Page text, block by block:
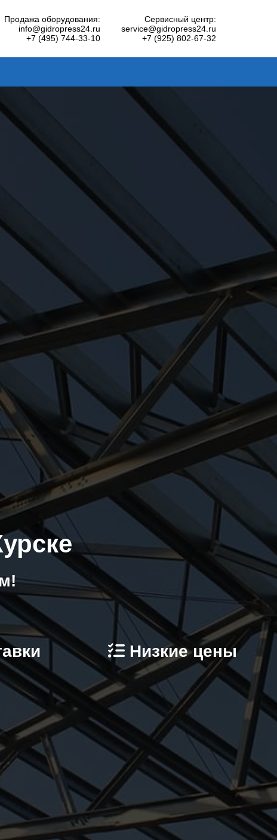
Продажа оборудования:
info@gidropress24.ru
+7 (495) 744-33-10
Сервисный центр:
service@gidropress24.ru
+7 (925) 802-67-32
Низкие цены